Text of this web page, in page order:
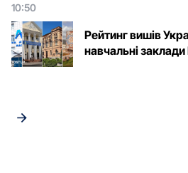
10:50
Рейтинг вишів
навчальні